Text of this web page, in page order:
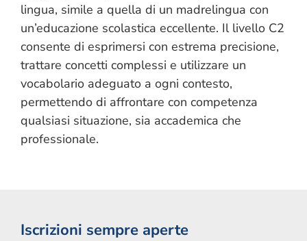
lingua, simile a quella di un madrelingua con
un’educazione scolastica eccellente. Il livello C2
consente di esprimersi con estrema precisione,
trattare concetti complessi e utilizzare un
vocabolario adeguato a ogni contesto,
permettendo di affrontare con competenza
qualsiasi situazione, sia accademica che
professionale.
Iscrizioni sempre aperte